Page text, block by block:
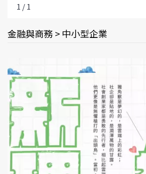
1 / 1
金融與商務 > 中小型企業